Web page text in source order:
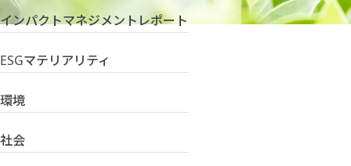
インパクトマネジメントレポート
ESGマテリアリティ
環境
社会